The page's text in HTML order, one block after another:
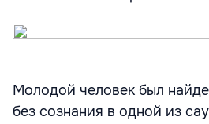
Молодой человек был
без сознания в одной из